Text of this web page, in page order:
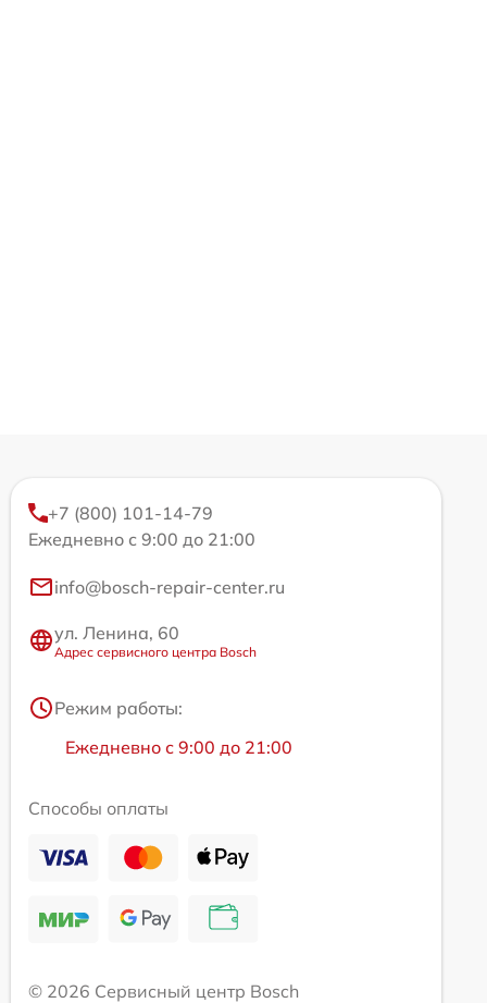
+7 (800) 101-14-79
Ежедневно с 9:00 до 21:00
info@bosch-repair-center.ru
ул. Ленина, 60
Адрес сервисного центра Bosch
Режим работы:
Ежедневно с 9:00 до 21:00
Способы оплаты
© 2026 Сервисный центр Bosch